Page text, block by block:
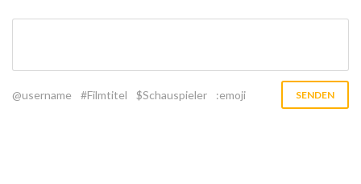
@username #Filmtitel $Schauspieler :emoji